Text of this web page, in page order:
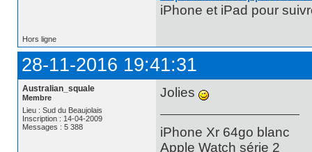
iPhone et iPad pour
Hors ligne
28-11-2016 19:41:31
Australian_squale
Membre
Lieu : Sud du Beaujolais
Inscription : 14-04-2009
Messages : 5 388
Jolies
iPhone Xr 64go blanc
Apple Watch série 2